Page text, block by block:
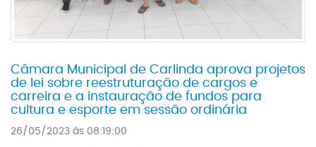
Câmara Municipal de Carlinda aprova projetos
de lei sobre reestruturação de cargos e
carreira e a instauração de fundos para
cultura e esporte em sessão ordinária
26/05/2023 ás 08:19:00